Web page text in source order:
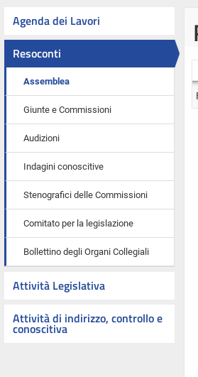
Agenda dei Lavori
Resoconti
Assemblea
Giunte e Commissioni
Audizioni
Indagini conoscitive
Stenografici delle Commissioni
Comitato per la legislazione
Bollettino degli Organi Collegiali
Attività Legislativa
Attività di indirizzo, controllo e
conoscitiva